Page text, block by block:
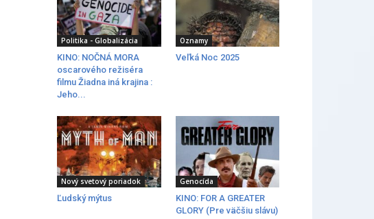
Politika - Globalizácia
KINO: NOČNÁ MORA
oscarového režiséra
filmu Žiadna iná krajina :
Jeho...
Oznamy
Veľká Noc 2025
Nový svetový poriadok
Ľudský mýtus
Genocída
KINO: FOR A GREATER
GLORY (Pre väčšiu slávu)